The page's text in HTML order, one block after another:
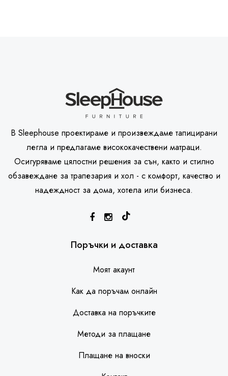
В Sleephouse проектираме и произвеждаме тапицирани
легла и предлагаме висококачествени матраци.
Осигуряваме цялостни решения за сън, както и стилно
обзавеждане за трапезария и хол - с комфорт, качество и
надеждност за дома, хотела или бизнеса.
Поръчки и доставка
Моят акаунт
Как да поръчам онлайн
Доставка на поръчките
Методи за плащане
Плащане на вноски
SleepHouse асистент